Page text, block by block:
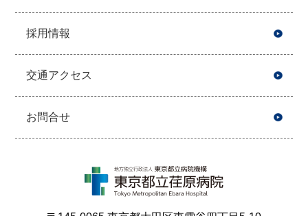
採用情報
交通アクセス
お問合せ